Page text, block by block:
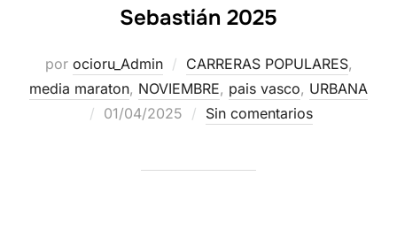
Sebastián 2025
por ocioru_Admin CARRERAS POPULARES,
media maraton, NOVIEMBRE, pais vasco, URBANA
01/04/2025
Sin comentarios